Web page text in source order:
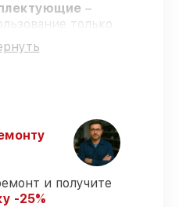
–
только
на все виды
при
и получите
-25%